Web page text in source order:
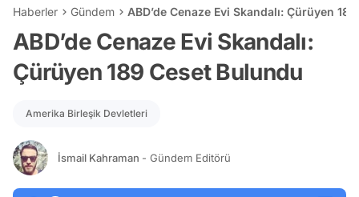
Haberler Gündem ABD’de Cenaze Evi Skandalı: Çürüyen
ABD’de Cenaze Evi Skandalı:
Çürüyen 189 Ceset Bulundu
Amerika Birleşik Devletleri
İsmail Kahraman - Gündem Editörü